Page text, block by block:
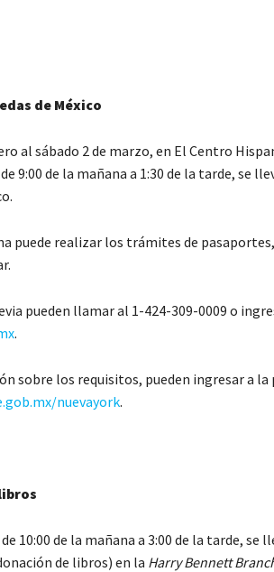
de México
al sábado 2 de marzo, en El Centro
9:00 de la mañana a 1:30 de la tarde, se
puede realizar los trámites de
pueden llamar al 1-424-309-0009 o
.
sobre los requisitos, pueden ingresar a la
nuevayork.
10:00 de la mañana a 3:00 de la tarde, se
de libros) en la Harry Bennett